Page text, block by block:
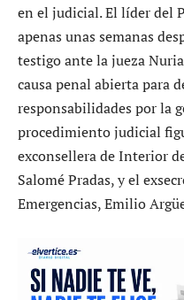
en el judicial. El líder del
apenas unas semanas
testigo ante la jueza
causa penal abierta para
responsabilidades por la
procedimiento judicial
exconsellera de Interior
Salomé Pradas, y el
Emergencias, Emilio